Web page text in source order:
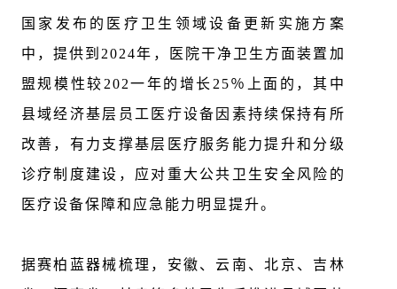
国家发布的医疗卫生领域设备更新实施方案
中，提供到2024年，医院干净卫生方面装置加
盟规模性较202一年的增长25％上面的，其中
县域经济基层员工医疔设备因素持续保持有所
改善，有力支撑基层医疗服务能力提升和分级
诊疗制度建设，应对重大公共卫生安全风险的
医疗设备保障和应急能力明显提升。
据赛柏蓝器械梳理，安徽、云南、北京、吉林